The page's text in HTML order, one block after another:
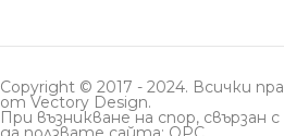
Copyright © 2017 - 2024. Всички
от Vectory Design.
При възникване на спор, свързан